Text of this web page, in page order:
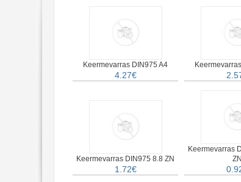
Keermevarras DIN975 A4
4.27€
Keermevarras DIN975 8.8 ZN
1.72€
Keermevarras
ZN